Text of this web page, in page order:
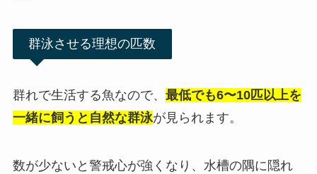
群泳させる理想の匹数
群れで生活する魚なので、 最低でも6〜10匹以上を
一緒に飼うと自然な群泳が見られます。
数が少ないと警戒心が強くなり、水槽の隅に隠れ